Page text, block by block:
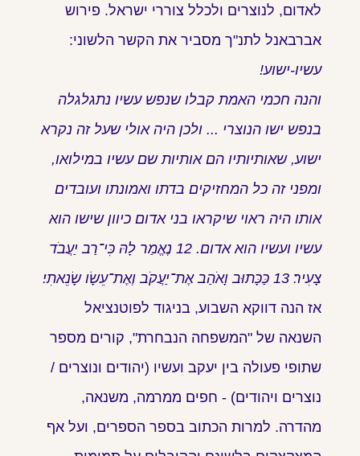
לאדום, לנוצרים ולכלל צוררי ישראל. פירוש
אברבאנל לתנ"ך מסביר את הקשר הלשוני:
עשיו-ישוע!
והנה חכמי האמת קבלו שנפש עשיו נתגלגלה
בנפש ישו הנוצרי ... ולכן היה אולי שעל זה נקרא
ישוע, שאותיותיו הם אותיות שם עשיו במילואו,
ומפני זה כל המחזיקים בדתו ואמונתו ועובדים
אותו היה ראוי שיקראו בני אדום כיוון שישו הוא
עשיו ועשיו הוא אדום. 12 נֶאֱמַר לָהּ כִּי־רַב יַעֲבֹד
צָעִיר׃ 13 כַּכָּתוּב וָאֹהַב אֶת־יַעֲקֹב וְאֶת־עֵשָׂו שָׂנֵאתִי׃
אז הנה דווקא השבוע, בניגוד לפוטנציאל
השנאה של "המשפחה הנבחרת", קורים מספר
שתופי פעולה בין יעקב ועשיו (יהודים ונוצרים /
נוצרים ויהודים) - חפים ממרמה, משנאה,
מהדרה. למרות הכתוב בספר הספרים, ועל אף